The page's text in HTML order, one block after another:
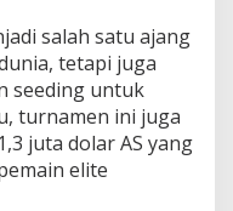
salah satu ajang
tetapi juga
seeding untuk
turnamen ini juga
juta dolar AS yang
elite